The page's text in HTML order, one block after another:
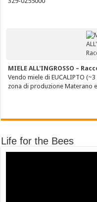
MIELE ALL'INGROSSO –
Vendo miele di EUCALIPTO
zona di produzione Materano
Life for the Bees